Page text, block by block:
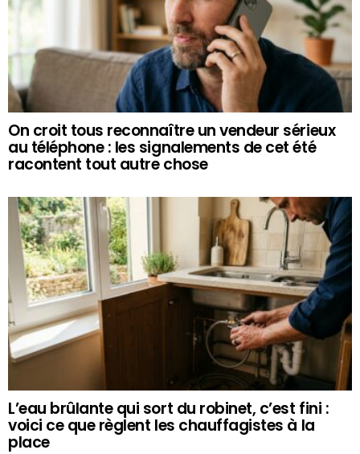
On croit tous reconnaître un vendeur sérieux
au téléphone : les signalements de cet été
racontent tout autre chose
L’eau brûlante qui sort du robinet, c’est fini :
voici ce que règlent les chauffagistes à la
place